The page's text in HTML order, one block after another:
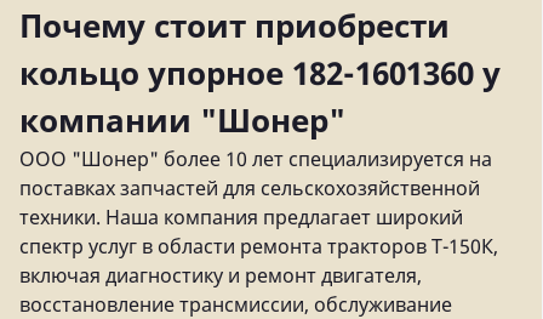
Почему стоит приобрести
кольцо упорное 182-1601360 у
компании "Шонер"
ООО "Шонер" более 10 лет специализируется на
поставках запчастей для сельскохозяйственной
техники. Наша компания предлагает широкий
спектр услуг в области ремонта тракторов Т-150К,
включая диагностику и ремонт двигателя,
восстановление трансмиссии, обслуживание